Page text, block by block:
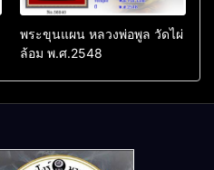
พระขุนแผน หลวงพ่อพูล วัดไผ่
ล้อม พ.ศ.2548